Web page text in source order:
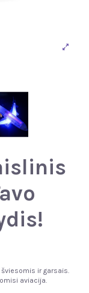
ir garsais.
aviacija.